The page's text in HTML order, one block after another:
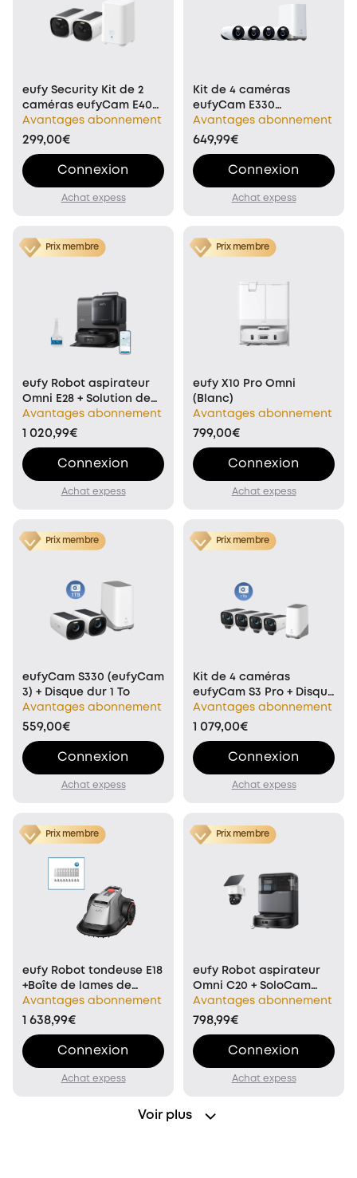
eufy Security Kit de 2
caméras eufyCam E40
(HomeBase 2)
Avantages abonnement
299,00€
Connexion
Achat expess
Kit de 4 caméras
eufyCam E330
(professionnelles)
Avantages abonnement
649,99€
Connexion
Achat expess
Prix membre
eufy Robot aspirateur
Omni E28 + Solution de
nettoyage pour sols
Avantages abonnement
1 020,99€
Connexion
Achat expess
Prix membre
eufy X10 Pro Omni
(Blanc)
Avantages abonnement
799,00€
Connexion
Achat expess
Prix membre
eufyCam S330 (eufyCam
3) + Disque dur 1 To
Avantages abonnement
559,00€
Connexion
Achat expess
Prix membre
Kit de 4 caméras
eufyCam S3 Pro + Disque
dur 1 To
Avantages abonnement
1 079,00€
Connexion
Achat expess
Prix membre
eufy Robot tondeuse E18
+Boîte de lames de
rechange eufy
Avantages abonnement
1 638,99€
Connexion
Achat expess
Prix membre
eufy Robot aspirateur
Omni C20 + SoloCam
S340
Avantages abonnement
798,99€
Connexion
Achat expess
Voir plus